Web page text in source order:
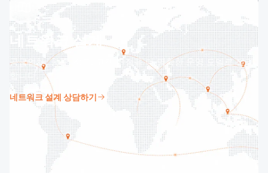
네트워크 설계
공급업체, 항구, 창고, 고객 거점을 더 명확한 운영 모델로 정리
합니다.
네트워크 설계 상담하기